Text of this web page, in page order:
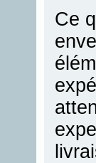
Ce